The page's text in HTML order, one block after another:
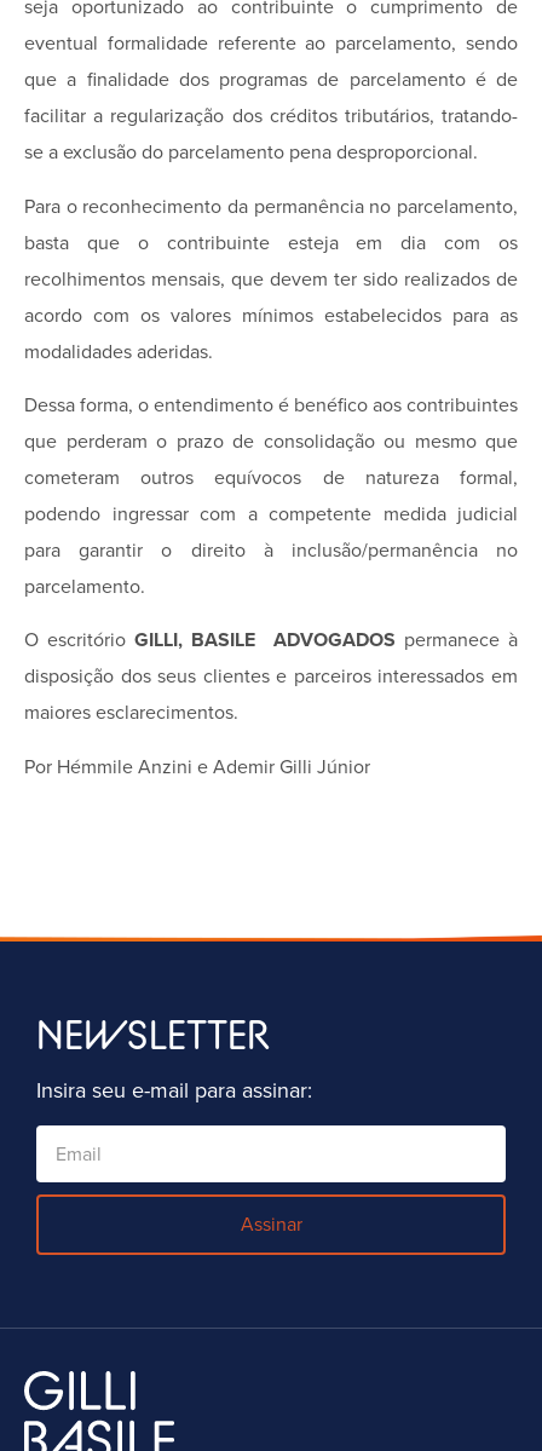
seja oportunizado ao contribuinte o cumprimento de
eventual formalidade referente ao parcelamento, sendo
que a finalidade dos programas de parcelamento é de
facilitar a regularização dos créditos tributários, tratando-
se a exclusão do parcelamento pena desproporcional.
Para o reconhecimento da permanência no parcelamento,
basta que o contribuinte esteja em dia com os
recolhimentos mensais, que devem ter sido realizados de
acordo com os valores mínimos estabelecidos para as
modalidades aderidas.
Dessa forma, o entendimento é benéfico aos contribuintes
que perderam o prazo de consolidação ou mesmo que
cometeram outros equívocos de natureza formal,
podendo ingressar com a competente medida judicial
para garantir o direito à inclusão/permanência no
parcelamento.
O escritórioGILLI, BASILE ADVOGADOS permanece à
disposição dos seus clientes e parceiros interessados em
maiores esclarecimentos.
Por Hémmile Anzini e Ademir Gilli Júnior
NEWSLETTER
Insira seu e-mail para assinar:
Assinar